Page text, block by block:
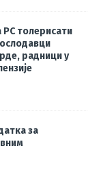
РС толерисати
радници у
за